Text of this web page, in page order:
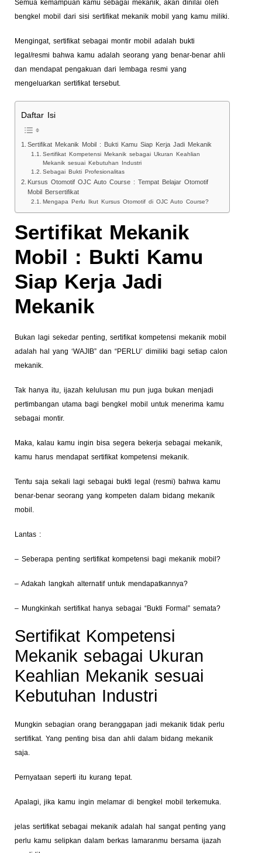
Semua kemampuan kamu sebagai mekanik, akan dinilai oleh
bengkel mobil dari sisi sertifikat mekanik mobil yang kamu miliki.
Mengingat, sertifikat sebagai montir mobil adalah bukti
legal/resmi bahwa kamu adalah seorang yang benar-benar ahli
dan mendapat pengakuan dari lembaga resmi yang
mengeluarkan sertifikat tersebut.
Daftar Isi
Sertifikat Mekanik Mobil : Bukti Kamu Siap Kerja Jadi Mekanik
Sertifikat Kompetensi Mekanik sebagai Ukuran Keahlian
Mekanik sesuai Kebutuhan Industri
Sebagai Bukti Profesionalitas
Kursus Otomotif OJC Auto Course : Tempat Belajar Otomotif
Mobil Bersertifikat
Mengapa Perlu Ikut Kursus Otomotif di OJC Auto Course?
Sertifikat Mekanik
Mobil : Bukti Kamu
Siap Kerja Jadi
Mekanik
Bukan lagi sekedar penting, sertifikat kompetensi mekanik mobil
adalah hal yang ‘WAJIB” dan “PERLU’ dimiliki bagi setiap calon
mekanik.
Tak hanya itu, ijazah kelulusan mu pun juga bukan menjadi
pertimbangan utama bagi bengkel mobil untuk menerima kamu
sebagai montir.
Maka, kalau kamu ingin bisa segera bekerja sebagai mekanik,
kamu harus mendapat sertifikat kompetensi mekanik.
Tentu saja sekali lagi sebagai bukti legal (resmi) bahwa kamu
benar-benar seorang yang kompeten dalam bidang mekanik
mobil.
Lantas :
– Seberapa penting sertifikat kompetensi bagi mekanik mobil?
– Adakah langkah alternatif untuk mendapatkannya?
– Mungkinkah sertifikat hanya sebagai “Bukti Formal” semata?
Sertifikat Kompetensi
Mekanik sebagai Ukuran
Keahlian Mekanik sesuai
Kebutuhan Industri
Mungkin sebagian orang beranggapan jadi mekanik tidak perlu
sertifikat. Yang penting bisa dan ahli dalam bidang mekanik
saja.
Pernyataan seperti itu kurang tepat.
Apalagi, jika kamu ingin melamar di bengkel mobil terkemuka.
jelas sertifikat sebagai mekanik adalah hal sangat penting yang
perlu kamu selipkan dalam berkas lamaranmu bersama ijazah